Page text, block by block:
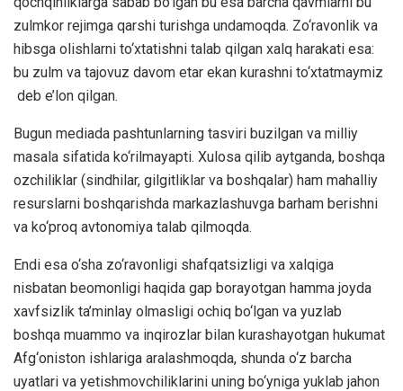
zulmkor rejimga qarshi turishga undamoqda. Zo‘ravonlik va
hibsga olishlarni to‘xtatishni talab qilgan xalq harakati esa:
bu zulm va tajovuz davom etar ekan kurashni to‘xtatmaymiz
deb e’lon qilgan.
Bugun mediada pashtunlarning tasviri buzilgan va milliy
masala sifatida ko‘rilmayapti. Xulosa qilib aytganda, boshqa
ozchiliklar (sindhilar, gilgitliklar va boshqalar) ham mahalliy
resurslarni boshqarishda markazlashuvga barham berishni
va ko‘proq avtonomiya talab qilmoqda.
Endi esa o‘sha zo‘ravonligi shafqatsizligi va xalqiga
nisbatan beomonligi haqida gap borayotgan hamma joyda
xavfsizlik ta’minlay olmasligi ochiq bo‘lgan va yuzlab
boshqa muammo va inqirozlar bilan kurashayotgan hukumat
Afg‘oniston ishlariga aralashmoqda, shunda o‘z barcha
uyatlari va yetishmovchiliklarini uning bo‘yniga yuklab jahon